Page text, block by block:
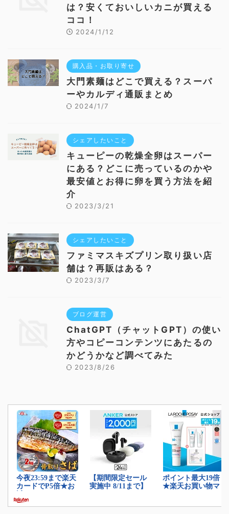
は？安くておいしいカニが買える
ココ！
2024/1/12
購入品・お取り寄せ
大門素麺はどこで買える？スーパ
ーやカルディ通販まとめ
2024/1/7
シェアしたいこと
キューピーの乾燥全卵はスーパー
にある？どこに売っているのかや
最安値とお得に卵を買う方法を紹
介
2023/3/21
シェアしたいこと
ファミマスキズプリン取り扱い店
舗は？再販はある？
2023/3/7
ブログ運営
ChatGPT（チャットGPT）の使い
方やコピーコンテンツにあたるの
かどうかなど調べてみた
2023/8/26